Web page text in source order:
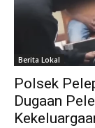
Berita Lokal
Polsek
Dugaan